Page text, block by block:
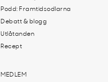
Podd: Framtidsodlarna
Debatt & blogg
Utlåtanden
Recept
MEDLEM